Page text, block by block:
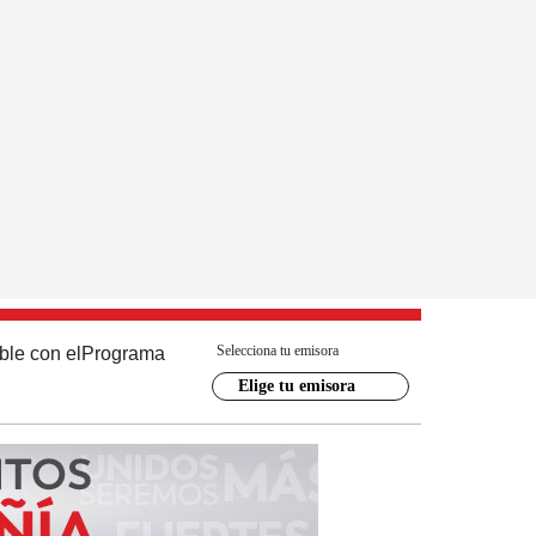
con el Programa Selecciona tu emisora
Elige tu emisora